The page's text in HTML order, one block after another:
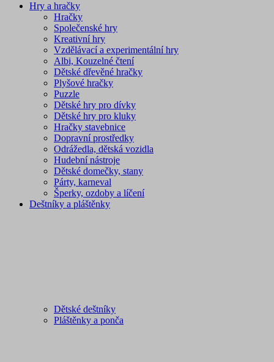
Hry a hračky
Hračky
Společenské hry
Kreativní hry
Vzdělávací a experimentální hry
Albi, Kouzelné čtení
Dětské dřevěné hračky
Plyšové hračky
Puzzle
Dětské hry pro dívky
Dětské hry pro kluky
Hračky stavebnice
Dopravní prostředky
Odrážedla, dětská vozidla
Hudební nástroje
Dětské domečky, stany
Párty, karneval
Šperky, ozdoby a líčení
Deštníky a pláštěnky
Dětské deštníky
Pláštěnky a ponča